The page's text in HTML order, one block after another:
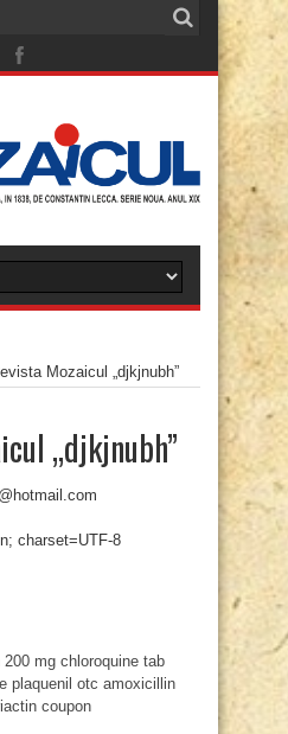
Mozaicul „djkjnubh”
„djkjnubh”
charset=UTF-8
200 mg chloroquine tab
plaquenil otc amoxicillin
coupon